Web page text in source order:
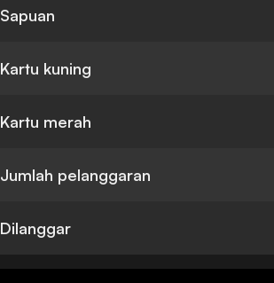
Sapuan
Kartu kuning
Kartu merah
Jumlah pelanggaran
Dilanggar